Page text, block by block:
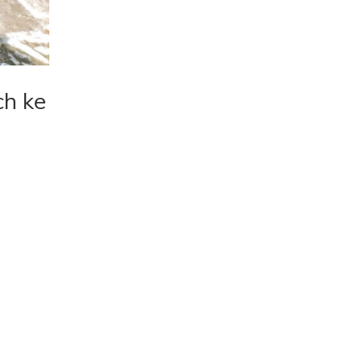
ke